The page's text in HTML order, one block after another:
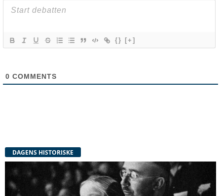
{} [+]
0 COMMENTS
DAGENS HISTORISKE